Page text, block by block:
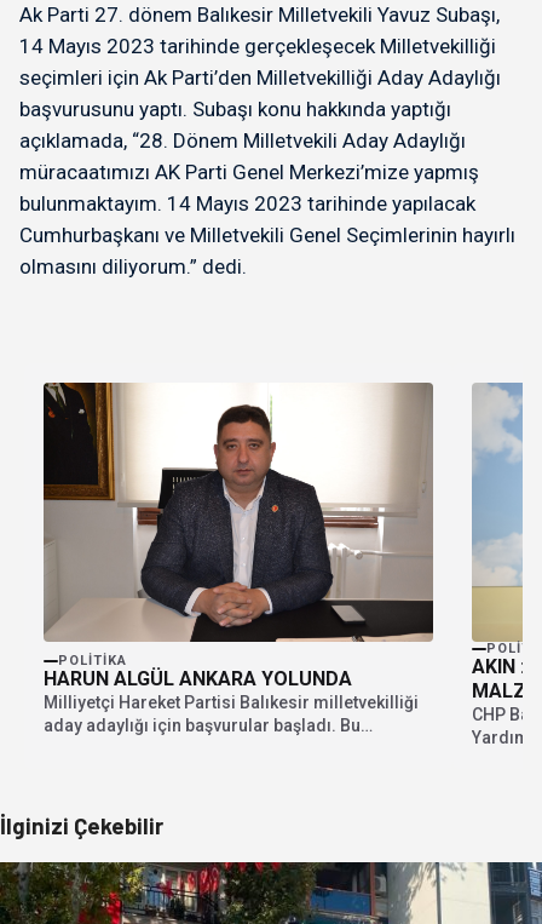
Ak Parti 27. dönem Balıkesir Milletvekili Yavuz Subaşı,
14 Mayıs 2023 tarihinde gerçekleşecek Milletvekilliği
seçimleri için Ak Parti’den Milletvekilliği Aday Adaylığı
başvurusunu yaptı. Subaşı konu hakkında yaptığı
açıklamada, “28. Dönem Milletvekili Aday Adaylığı
müracaatımızı AK Parti Genel Merkezi’mize yapmış
bulunmaktayım. 14 Mayıs 2023 tarihinde yapılacak
Cumhurbaşkanı ve Milletvekili Genel Seçimlerinin hayırlı
olmasını diliyorum.” dedi.
POLITIKA
HARUN ALGÜL ANKARA YOLUNDA
Milliyetçi Hareket Partisi Balıkesir milletvekilliği
aday adaylığı için başvurular başladı. Bu
AKIN :
CHP
İlginizi Çekebilir